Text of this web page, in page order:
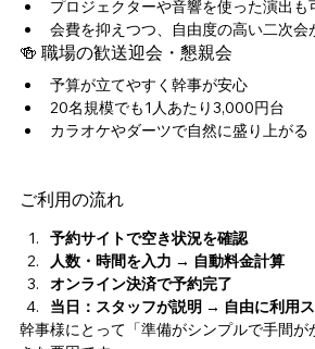
プロジェクターや音響を使った演出も
会費を抑えつつ、自由度の高い二次会
🍻 職場の歓送迎会・懇親会
予算が立てやすく幹事が安心
20名規模でも1人あたり3,000円台
カラオケやダーツで自然に盛り上がる
ご利用の流れ
予約サイトで空き状況を確認
人数・時間を入力 → 自動料金計算
オンライン決済で予約完了
当日：スタッフが説明 → 自由に利用ス
幹事様にとって「準備がシンプルで手間